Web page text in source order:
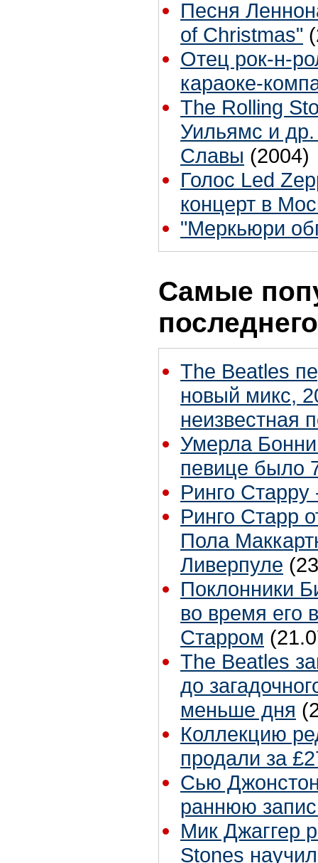
Песня
of Christmas"
Отец рок-н-
караоке-
The Rolling
Уильямс и
Славы (2004)
Голос Led
концерт в
"Меркьюри
Самые
The Beatles
новый микс,
неизвестная
Умерла
певице было
Ринго Старру
Ринго Старр
Пола
Ливерпуле
Поклонники
во время его
Старром
The Beatles
до
меньше дня
Коллекцию
продали за
Сью
раннюю
Мик Джаггер
Stones